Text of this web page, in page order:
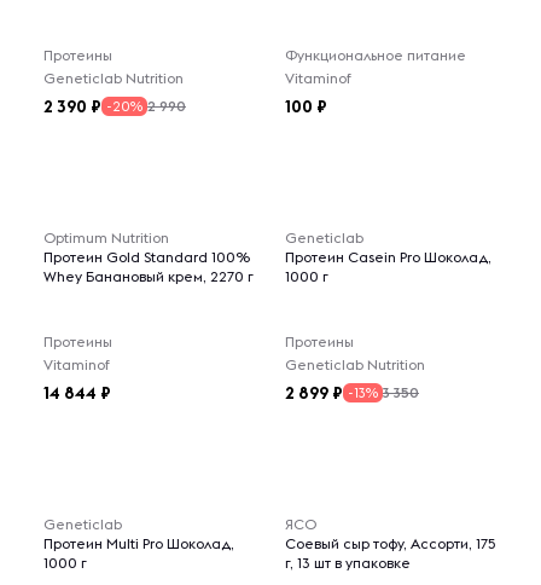
Протеины
Geneticlab Nutrition
2 390 -20% 2 990
Функциональное питание
Vitaminof
100
Optimum Nutrition
Протеин Gold Standard 100%
Whey Банановый крем, 2270 г
Протеины
Vitaminof
14 844
Geneticlab
Протеин Casein Pro Шоколад,
1000 г
Протеины
Geneticlab Nutrition
2 899 -13% 3 350
Geneticlab
Протеин Multi Pro Шоколад,
1000 г
ЯСО
Соевый сыр тофу, Ассорти, 175
г, 13 шт в упаковке